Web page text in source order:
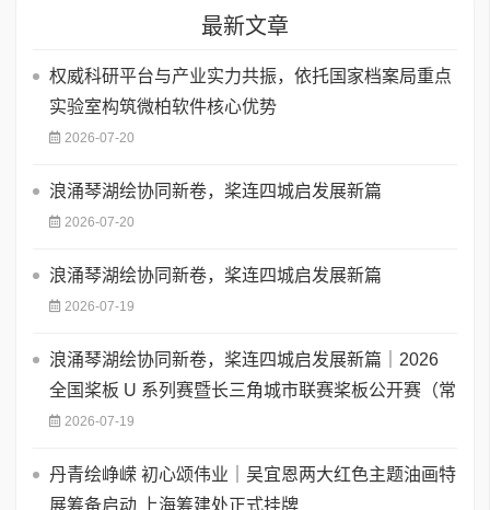
最新文章
权威科研平台与产业实力共振，依托国家档案局重点
实验室构筑微柏软件核心优势
2026-07-20
浪涌琴湖绘协同新卷，桨连四城启发展新篇
2026-07-20
浪涌琴湖绘协同新卷，桨连四城启发展新篇
2026-07-19
浪涌琴湖绘协同新卷，桨连四城启发展新篇｜2026
全国桨板 U 系列赛暨长三角城市联赛桨板公开赛（常
2026-07-19
丹青绘峥嵘 初心颂伟业｜吴宜恩两大红色主题油画特
展筹备启动 上海筹建处正式挂牌